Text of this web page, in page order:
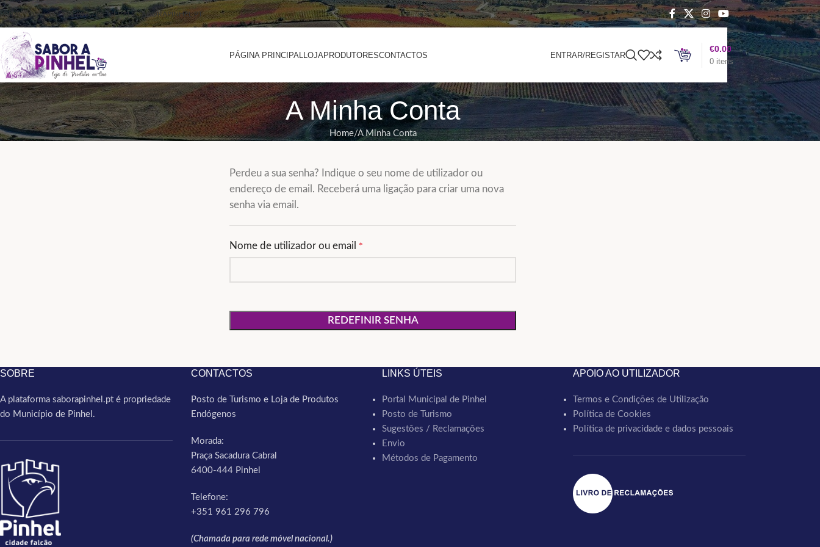
+351 961 296 796 GERAL@SABORAPINHEL.PT
PÁGINA PRINCIPAL LOJAPRODUTORESCONTACTOS ENTRAR/REGISTAR
0 itens
€0.00
A Minha Conta
Home A Minha Conta
Perdeu a sua senha? Indique o seu nome de utilizador ou
endereço de email. Receberá uma ligação para criar uma nova
senha via email.
Nome de utilizador ou email *
REDEFINIR SENHA
SOBRE
A plataforma saborapinhel.pt é propriedade
do Município de Pinhel.
CONTACTOS
Posto de Turismo e Loja de Produtos
Endógenos
Morada:
Praça Sacadura Cabral
6400-444 Pinhel
Telefone:
+351 961 296 796
(Chamada para rede móvel nacional.)
LINKS ÚTEIS
Portal Municipal de Pinhel
Posto de Turismo
Sugestões / Reclamações
Envio
Métodos de Pagamento
APOIO AO UTILIZADOR
Termos e Condições de Utilização
Política de Cookies
Política de privacidade e dados pessoais